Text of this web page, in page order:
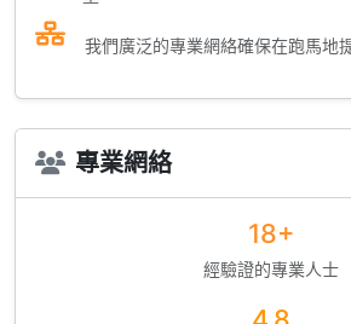
我們廣泛的專業網絡確保在跑馬地
專業網絡
18+
經驗證的專業人士